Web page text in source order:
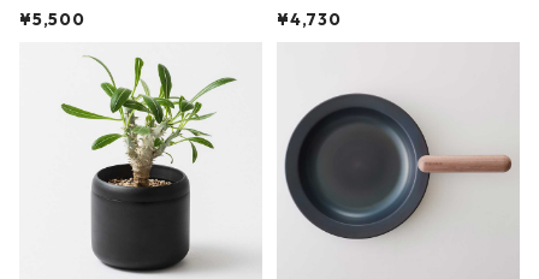
サンドカラー 石調 ideaco Station
¥5,500
石調 ideaco Umbrella Stand CUB
E ストーンサンドブラック
¥4,730